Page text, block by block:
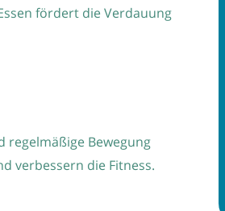
fördert die Verdauung
regelmäßige Bewegung
verbessern die Fitness.